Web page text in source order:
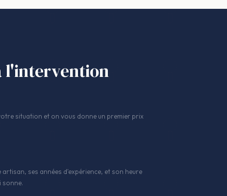
l'intervention
situation et on vous donne un premier prix
ses années d'expérience, et son heure
sonne.